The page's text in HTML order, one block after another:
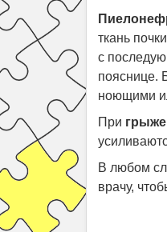
ткань
с
пояснице.
ноющими
При
В любом
врачу,